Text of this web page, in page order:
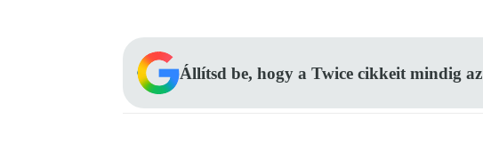
Állítsd be, hogy a Twice cikkeit mindig